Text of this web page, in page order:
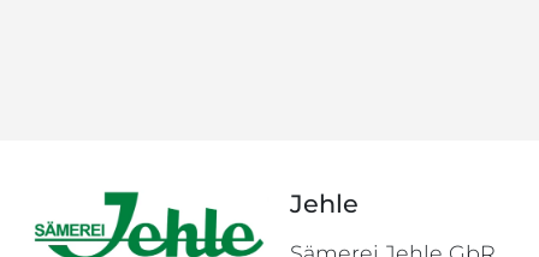
Jehle